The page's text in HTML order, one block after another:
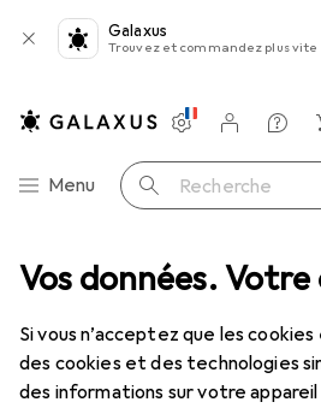
Vos données.
Si vous n’acceptez que les
des cookies et des technologies
des informations sur votre
Galaxus
Trouvez et commandez plus vite
Navigation par catégorie
Menu Recherche
Paramètres
Compte client
Listes de
Listes d'envies
Panier
Amplificateur stéréo Omnitronic
Omnitronic
Amplificateur